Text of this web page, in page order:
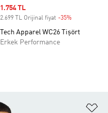
Sale price
1.754 TL
2.699 TL Orijinal fiyat -35%
Tech Apparel WC26 Tişört
Erkek Performance